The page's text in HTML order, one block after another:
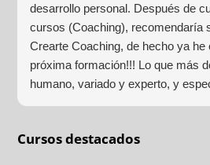
desarrollo personal. Después de
cursos (Coaching), recomendaría
Crearte Coaching, de hecho ya he
próxima formación!!! Lo que más
humano, variado y experto, y
añadido con multitud de
Cursos destacados